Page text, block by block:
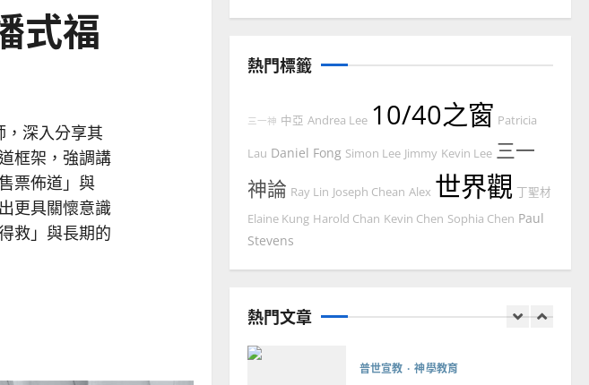
式福
深入分享其
框架，強調講
票佈道」與
更具關懷意識
救」與長期的
熱門標籤
三一神 中亞 Andrea Lee 10/40之窗 Patricia
Lau Daniel Fong Simon Lee Jimmy Kevin Lee 三一
神論 Ray Lin Joseph Chean Alex 世界觀 丁聖材
Elaine Kung Harold Chan Kevin Chen Sophia Chen Paul
Stevens
熱門文章
1
教會發展 門徒培育
如何以國度思維建造地方堂
2024-01-09
2
福音未及之民的定義、現況
2025-02-18
普世宣教 神學教育